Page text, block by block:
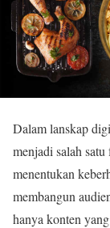
Dalam lanskap
menjadi salah
menentukan
membangun
hanya konten